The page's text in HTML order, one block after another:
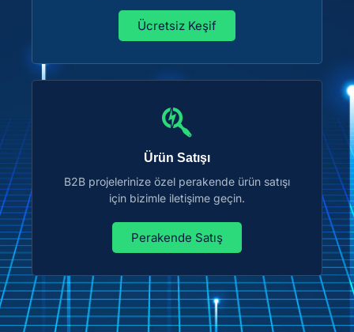
Ücretsiz Keşif
Ürün Satışı
B2B projelerinize özel perakende ürün satışı
için bizimle iletişime geçin.
Perakende Satış